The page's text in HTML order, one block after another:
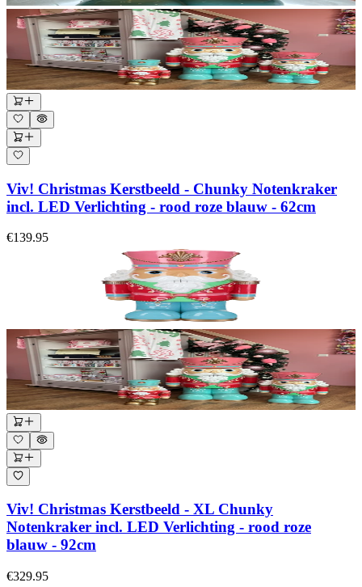
Viv! Christmas Kerstbeeld - Chunky Notenkraker
incl. LED Verlichting - rood roze blauw - 62cm
€139.95
Viv! Christmas Kerstbeeld - XL Chunky
Notenkraker incl. LED Verlichting - rood roze
blauw - 92cm
€329.95